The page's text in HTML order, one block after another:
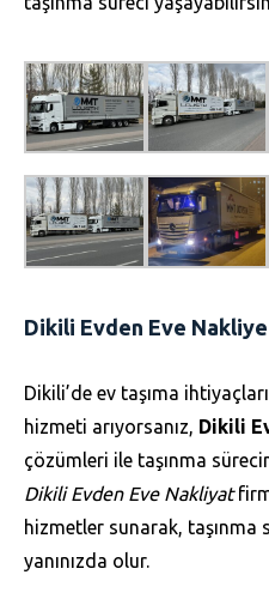
Dikili Evden Eve Nakliye
Dikili’de ev taşıma
hizmeti arıyorsanız, Dikili
çözümleri ile taşınma
Dikili Evden Eve Nakliyat
hizmetler sunarak, taşınma
yanınızda olur.